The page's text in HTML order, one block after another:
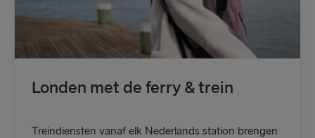
Londen met de ferry & trein
Treindiensten vanaf elk Nederlands station brengen